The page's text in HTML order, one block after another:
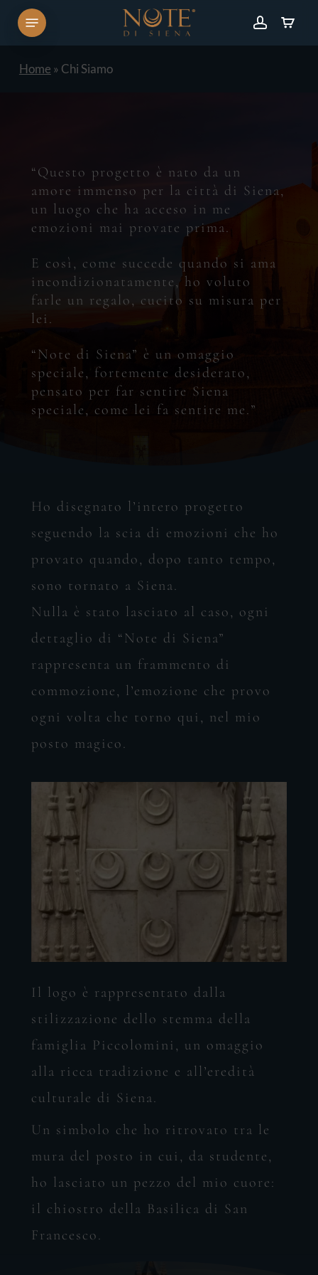
content
account
Menu
Close
Home » Chi Siamo
“Questo progetto è nato da un
amore immenso per la città di Siena,
un luogo che ha acceso in me
emozioni mai provate prima.
E così, come succede quando si ama
incondizionatamente, ho voluto
farle un regalo, cucito su misura per
lei.
“Note di Siena” è un omaggio
speciale, fortemente desiderato,
pensato per far sentire Siena
speciale, come lei fa sentire me.”
Ho disegnato l’intero progetto
seguendo la scia di emozioni che ho
provato quando, dopo tanto tempo,
sono tornato a Siena.
Nulla è stato lasciato al caso, ogni
dettaglio di “Note di Siena”
rappresenta un frammento di
commozione, l’emozione che provo
ogni volta che torno qui, nel mio
posto magico.
Il logo è rappresentato dalla
stilizzazione dello stemma della
famiglia Piccolomini, un omaggio
alla ricca tradizione e all’eredità
culturale di Siena.
Un simbolo che ho ritrovato tra le
mura del posto in cui, da studente,
ho lasciato un pezzo del mio cuore:
il chiostro della Basilica di San
Francesco.